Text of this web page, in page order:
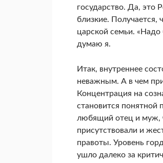
государство. Да, это
близкие. Получается,
царской семьи. «Надо
думаю я.
Итак, внутреннее
неважным. А в чем
Концентрация на
становится понятной
любящий отец и муж,
присутствовали и
правоты. Уровень
ушло далеко за